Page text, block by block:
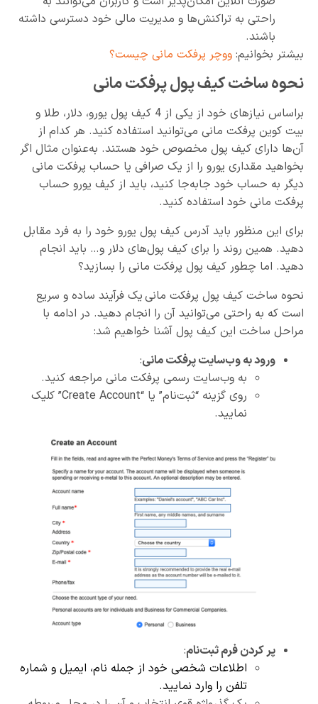
راحتی به تراکنش‌ها و مدیریت مالی خود دسترسی داشته
باشند.
بیشتر بخوانیم: ووچر پرفکت مانی چیست؟
نحوه ساخت کیف پول پرفکت مانی
براساس نیازهای خود از یکی از 4 کیف پول یورو، دلار، طلا و
بیت کوین پرفکت مانی می‌توانید استفاده کنید. هر کدام از
آن‌ها دارای کیف پول مخصوص خود هستند. به‌عنوان مثال اگر
بخواهید مقداری یورو را از یک صرافی یا حساب پرفکت مانی
دیگر به حساب خود جابه‌جا کنید، باید از کیف یورو حساب
پرفکت مانی خود استفاده کنید.
برای این منظور باید آدرس کیف پول یورو خود را به فرد مقابل
دهید. همین روند را برای کیف پول‌های دلار و… باید انجام
دهید. اما چطور کیف پول پرفکت مانی را بسازید؟
نحوه ساخت کیف پول پرفکت مانییک فرآیند ساده و سریع
است که به راحتی می‌توانید آن را انجام دهید. در ادامه با
مراحل ساخت این کیف پول آشنا خواهیم شد:
ورود به وب‌سایت پرفکت مانی:
به وب‌سایت رسمی پرفکت مانی مراجعه کنید.
روی گزینه “ثبت‌نام” یا “Create Account” کلیک
نمایید.
پر کردن فرم ثبت‌نام:
اطلاعات شخصی خود از جمله نام، ایمیل و شماره
تلفن را وارد نمایید.